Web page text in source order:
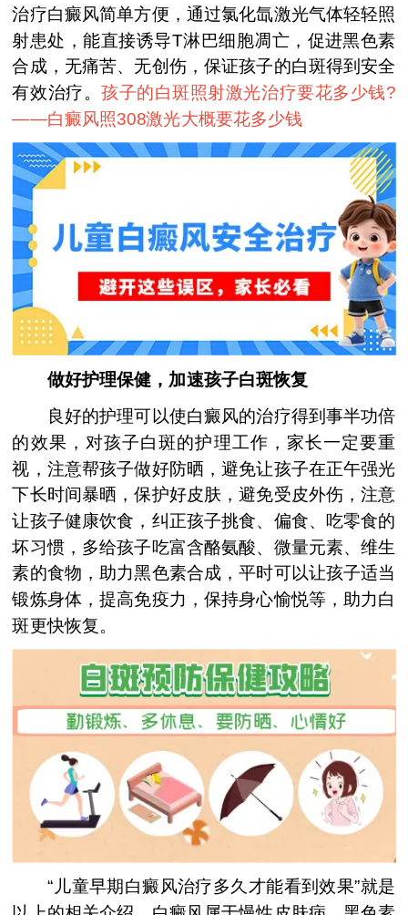
治疗白癜风简单方便，通过氯化氙激光气体轻轻照
射患处，能直接诱导T淋巴细胞凋亡，促进黑色素
合成，无痛苦、无创伤，保证孩子的白斑得到安全
有效治疗。孩子的白斑照射激光治疗要花多少钱?
——白癜风照308激光大概要花多少钱
做好护理保健，加速孩子白斑恢复
良好的护理可以使白癜风的治疗得到事半功倍
的效果，对孩子白斑的护理工作，家长一定要重
视，注意帮孩子做好防晒，避免让孩子在正午强光
下长时间暴晒，保护好皮肤，避免受皮外伤，注意
让孩子健康饮食，纠正孩子挑食、偏食、吃零食的
坏习惯，多给孩子吃富含酪氨酸、微量元素、维生
素的食物，助力黑色素合成，平时可以让孩子适当
锻炼身体，提高免疫力，保持身心愉悦等，助力白
斑更快恢复。
“儿童早期白癜风治疗多久才能看到效果”就是